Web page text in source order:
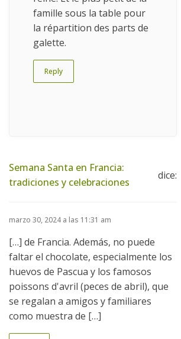
famille sous la table pour
la répartition des parts de
galette.
Reply
Semana Santa en Francia:
tradiciones y celebraciones
dice:
marzo 30, 2024 a las 11:31 am
[…] de Francia. Además, no puede
faltar el chocolate, especialmente los
huevos de Pascua y los famosos
poissons d'avril (peces de abril), que
se regalan a amigos y familiares
como muestra de […]